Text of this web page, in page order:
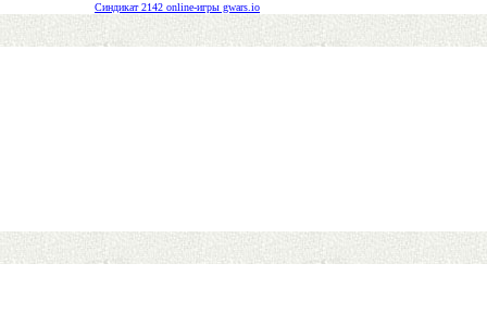
Синдикат 2142 online-игры gwars.io